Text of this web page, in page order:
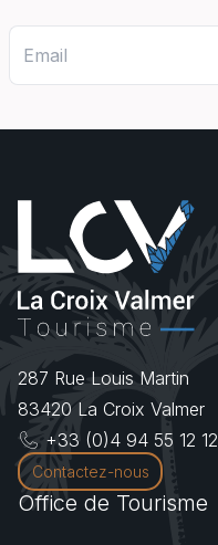
287 Rue Louis Martin
83420 La Croix Valmer
+33 (0)4 94 55 12 12
Contactez-nous
Office de Tourisme